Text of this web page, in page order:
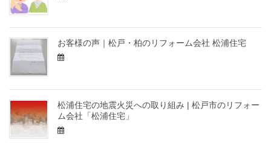
お客様の声｜松戸・柏のリフォーム会社 松浦住宅
松浦住宅の地震火災への取り組み | 松戸市のリフォー
ム会社「松浦住宅」